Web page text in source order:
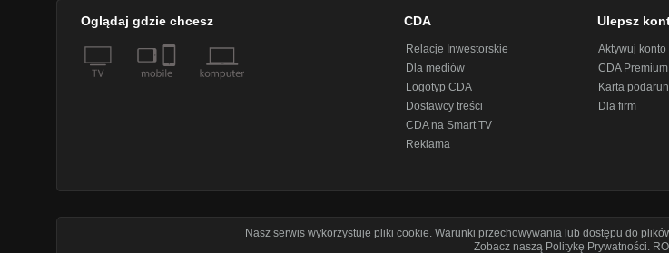
Oglądaj gdzie chcesz CDA
Relacje Inwestorskie
Dla mediów
Logotyp CDA
Dostawcy treści
CDA na Smart TV
Reklama
Ulepsz
Aktywuj
CDA
Karta
Dla firm
Nasz serwis wykorzystuje pliki cookie. Warunki przechowywania lub dostępu do
Zobacz naszą Politykę Prywatności.